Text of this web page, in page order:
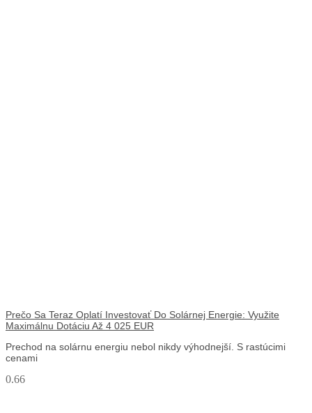
Prečo Sa Teraz Oplatí Investovať Do Solárnej Energie: Využite
Maximálnu Dotáciu Až 4 025 EUR
Prechod na solárnu energiu nebol nikdy výhodnejší. S rastúcimi
cenami